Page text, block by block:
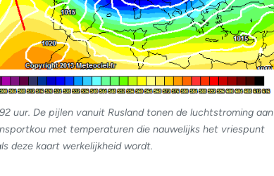
uur. De pijlen vanuit Rusland tonen de luchtstroming aan
met temperaturen die nauwelijks het vriespunt
deze kaart werkelijkheid wordt.